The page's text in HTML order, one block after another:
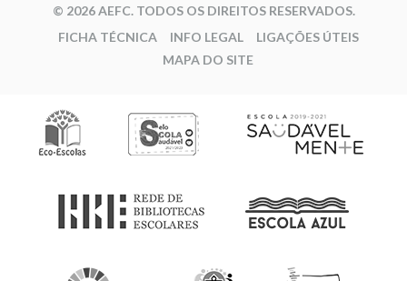
© 2026 AEFC. TODOS OS DIREITOS RESERVADOS.
FICHA TÉCNICA
INFO LEGAL
LIGAÇÕES ÚTEIS
MAPA DO SITE